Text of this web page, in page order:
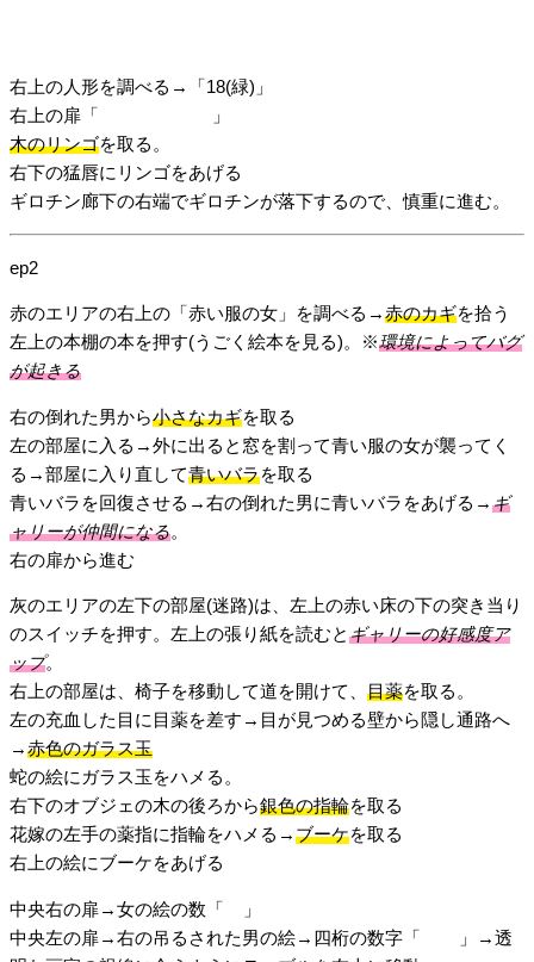
右上の人形を調べる→「18(緑)」
右上の扉「
」
木のリンゴを取る。
右下の猛唇にリンゴをあげる
ギロチン廊下の右端でギロチンが落下するので、慎重に進む。
ep2
赤のエリアの右上の「赤い服の女」を調べる→赤のカギを拾う
左上の本棚の本を押す(うごく絵本を見る)。※環境によってバグ
が起きる
右の倒れた男から小さなカギを取る
左の部屋に入る→外に出ると窓を割って青い服の女が襲ってく
る→部屋に入り直して青いバラを取る
青いバラを回復させる→右の倒れた男に青いバラをあげる→ギ
ャリーが仲間になる。
右の扉から進む
灰のエリアの左下の部屋(迷路)は、左上の赤い床の下の突き当り
のスイッチを押す。左上の張り紙を読むとギャリーの好感度ア
ップ。
右上の部屋は、椅子を移動して道を開けて、 目薬を取る。
左の充血した目に目薬を差す→目が見つめる壁から隠し通路へ
→赤色のガラス玉
蛇の絵にガラス玉をハメる。
右下のオブジェの木の後ろから銀色の指輪を取る
花嫁の左手の薬指に指輪をハメる→ブーケを取る
右上の絵にブーケをあげる
中央右の扉→女の絵の数「
」
中央左の扉→右の吊るされた男の絵→四桁の数字「
」→透